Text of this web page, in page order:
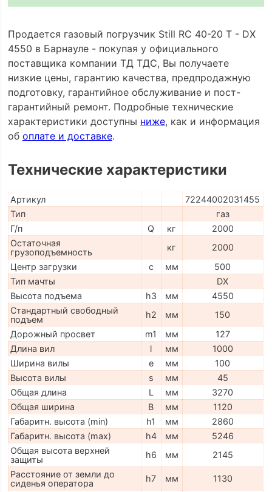
Продается газовый погрузчик Still RC 40-20 T - DX
4550 в Барнауле - покупая у официального
поставщика компании ТД ТДС, Вы получаете
низкие цены, гарантию качества, предпродажную
подготовку, гарантийное обслуживание и пост-
гарантийный ремонт. Подробные технические
характеристики доступны ниже, как и информация
об оплате и доставке.
Технические характеристики
Артикул
72244002031455
Тип
газ
Г/п
Q кг
2000
Остаточная
грузоподъемность
кг
2000
Центр загрузки
c мм
500
Тип мачты
DX
Высота подъема
h3 мм
4550
Стандартный свободный
подъем
h2 мм
150
Дорожный просвет
m1 мм
127
Длина вил
l мм
1000
Ширина вилы
e мм
100
Высота вилы
s мм
45
Общая длина
L мм
3270
Общая ширина
B мм
1120
Габаритн. высота (min)
h1 мм
2860
Габаритн. высота (max)
h4 мм
5246
Общая высота верхней
защиты
h6 мм
2145
Расстояние от земли до
сиденья оператора
h7 мм
1130